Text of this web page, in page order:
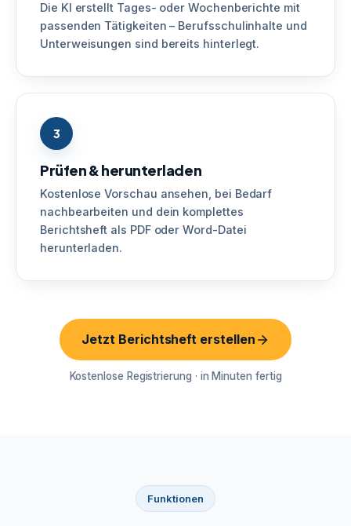
Die KI erstellt Tages- oder Wochenberichte mit
passenden Tätigkeiten – Berufsschulinhalte und
Unterweisungen sind bereits hinterlegt.
3
Prüfen & herunterladen
Kostenlose Vorschau ansehen, bei Bedarf
nachbearbeiten und dein komplettes
Berichtsheft als PDF oder Word-Datei
herunterladen.
Jetzt Berichtsheft erstellen
Kostenlose Registrierung · in Minuten fertig
Funktionen